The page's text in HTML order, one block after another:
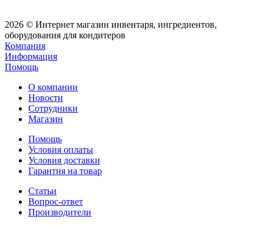
2026 © Интернет магазин инвентаря, ингредиентов,
оборудования для кондитеров
Компания
Информация
Помощь
О компании
Новости
Сотрудники
Магазин
Помощь
Условия оплаты
Условия доставки
Гарантия на товар
Статьи
Вопрос-ответ
Производители